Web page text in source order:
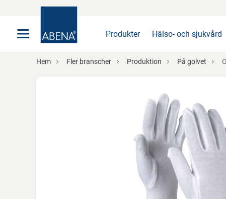
Produkter Hälso- och sjukvård
Hem Fler branscher Produktion På golvet